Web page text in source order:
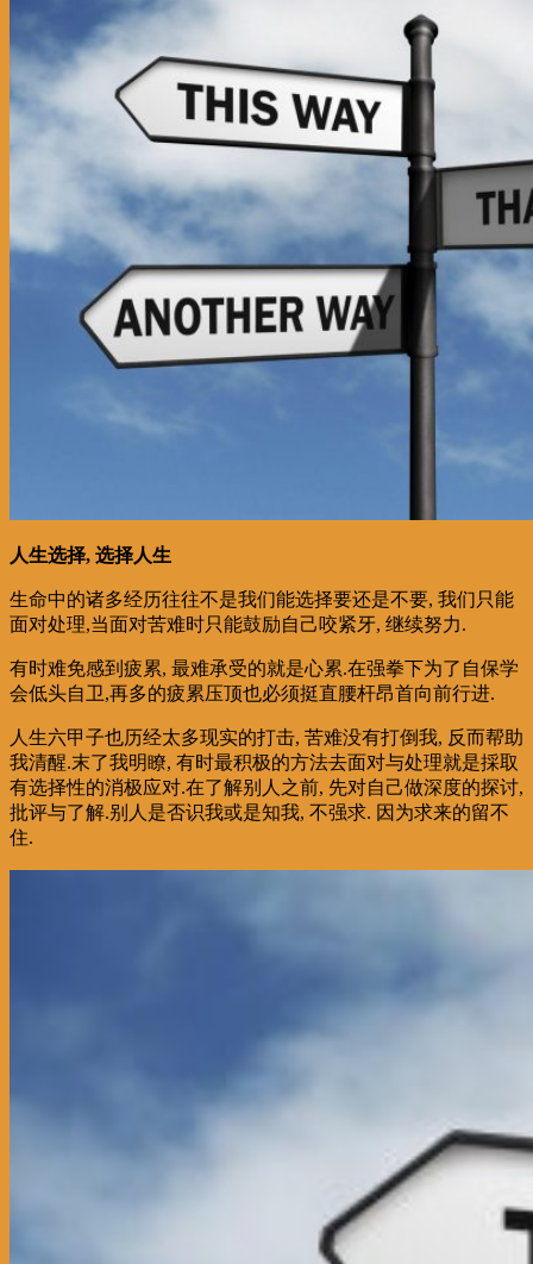
人生选择, 选择人生
生命中的诸多经历往往不是我们能选择要还是不要, 我们只能
面对处理,当面对苦难时只能鼓励自己咬紧牙, 继续努力.
有时难免感到疲累, 最难承受的就是心累.在强拳下为了自保学
会低头自卫,再多的疲累压顶也必须挺直腰杆昂首向前行进.
人生六甲子也历经太多现实的打击, 苦难没有打倒我, 反而帮助
我清醒.末了我明瞭, 有时最积极的方法去面对与处理就是採取
有选择性的消极应对.在了解别人之前, 先对自己做深度的探讨,
批评与了解.别人是否识我或是知我, 不强求. 因为求来的留不
住.